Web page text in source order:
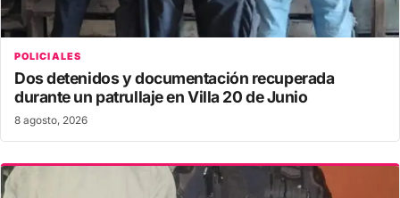
POLICIALES
Dos detenidos y documentación recuperada
durante un patrullaje en Villa 20 de Junio
8 agosto, 2026